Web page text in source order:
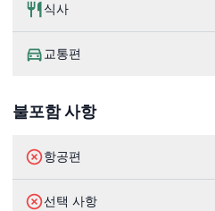
식사
교통편
불포함 사항
항공편
선택 사항